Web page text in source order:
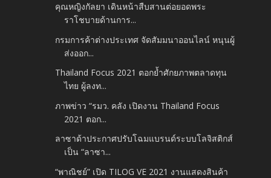
คุณหญิงกัลยา เดินหน้าสืบสานต่อยอดพระ
ราโชบายด้านการ...
กรมการค้าต่างประเทศ จัดสัมมนาออนไลน์ หนุนผู้
ส่งออก...
Thailand Focus 2021 ตอกย้ำศักยภาพตลาดทุน
ไทย ผู้ลงท...
ภาพข่าว “รมว. คลัง เปิดงาน Thailand Focus
2021 ตอก...
ลาซาด้าประกาศปรับโฉมแบรนด์ระบบโลจิสติกส์
เป็น “ลาซา...
“พาณิชย์” เปิด TILOG VE 2021 งานแสดงสินค้า